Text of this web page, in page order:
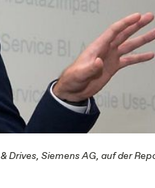
Siemens AG, auf der